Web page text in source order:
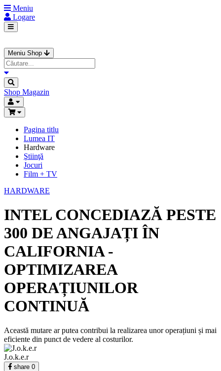
Meniu
Logare
Meniu Shop
Shop Magazin
Pagina titlu
Lumea IT
Hardware
Ştiinţă
Jocuri
Film + TV
HARDWARE
INTEL CONCEDIAZĂ PESTE
300 DE ANGAJAȚI ÎN
CALIFORNIA -
OPTIMIZAREA
OPERAȚIUNILOR
CONTINUĂ
Această mutare ar putea contribui la realizarea unor operațiuni și mai
eficiente din punct de vedere al costurilor.
J.o.k.e.r
share 0